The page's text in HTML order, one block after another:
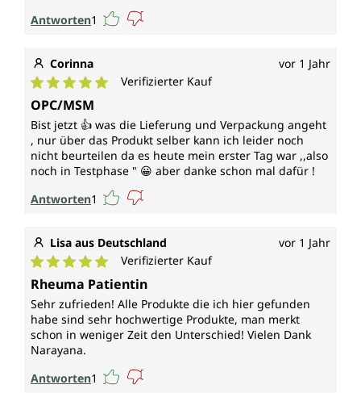
Antworten1
Corinna vor 1 Jahr
Durchschnittliche Bewertung von 5 von 5 Sternen
Verifizierter Kauf
OPC/MSM
Bist jetzt 👍 was die Lieferung und Verpackung angeht
, nur über das Produkt selber kann ich leider noch
nicht beurteilen da es heute mein erster Tag war ,,also
noch in Testphase " 😀 aber danke schon mal dafür !
Antworten1
Lisa aus Deutschland vor 1 Jahr
Durchschnittliche Bewertung von 5 von 5 Sternen
Verifizierter Kauf
Rheuma Patientin
Sehr zufrieden! Alle Produkte die ich hier gefunden
habe sind sehr hochwertige Produkte, man merkt
schon in weniger Zeit den Unterschied! Vielen Dank
Narayana.
Antworten1